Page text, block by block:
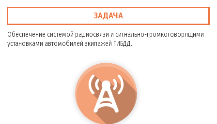
ЗАДАЧА
Обеспечение системой радиосвязи и сигнально-громкоговорящими
установками автомобилей экипажей ГИБДД.